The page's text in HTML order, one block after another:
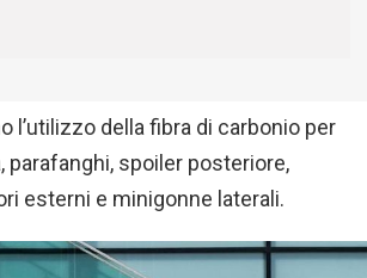
della fibra di carbonio per
parafanghi, spoiler posteriore,
esterni e minigonne laterali.